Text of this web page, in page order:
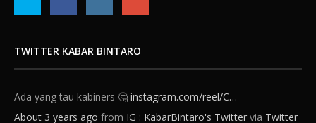
TWITTER KABAR BINTARO
Ada yang tau kabiners 🤔instagram.com/reel/C…
About 3 years ago from IG : KabarBintaro's Twitter via Twitter